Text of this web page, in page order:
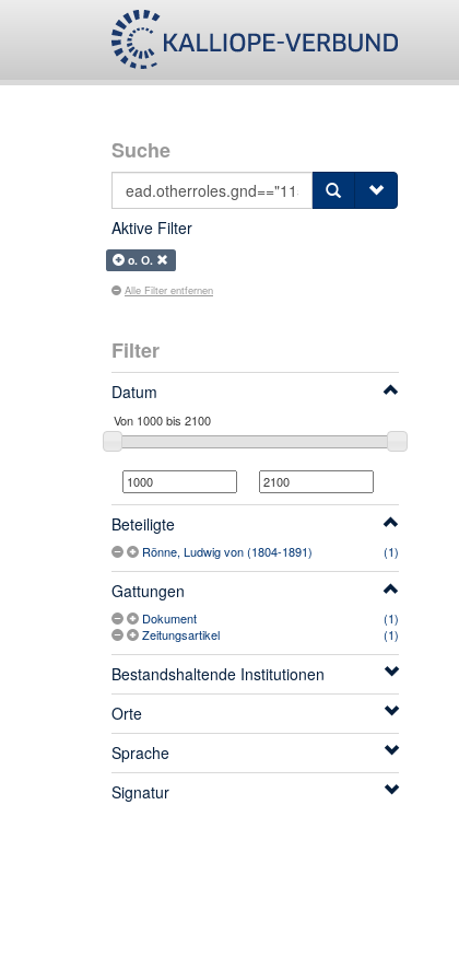
Suche
Aktive Filter
o. O.
Alle Filter entfernen
Filter
Datum
Beteiligte
Rönne, Ludwig von (1804-1891) (1)
Gattungen
Dokument
(1)
Zeitungsartikel
(1)
Bestandshaltende Institutionen
Orte
Sprache
Signatur